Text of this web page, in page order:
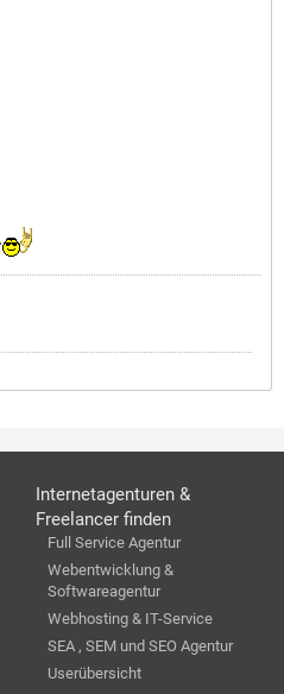
Internetagenturen &
Freelancer finden
Full Service Agentur
Webentwicklung &
Softwareagentur
Webhosting & IT-Service
SEA , SEM und SEO Agentur
Userübersicht